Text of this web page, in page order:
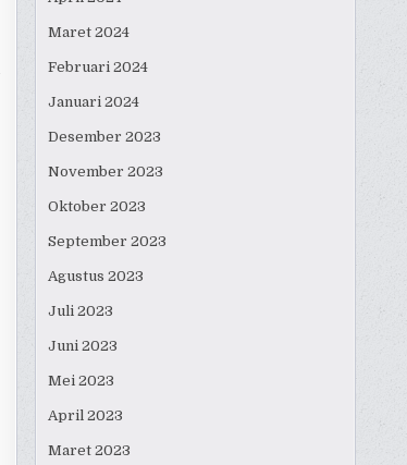
Maret 2024
Februari 2024
Januari 2024
Desember 2023
November 2023
Oktober 2023
September 2023
Agustus 2023
Juli 2023
Juni 2023
Mei 2023
April 2023
Maret 2023